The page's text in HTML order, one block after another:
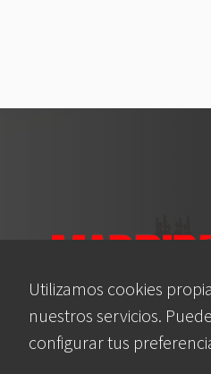
Utilizamos cookies
nuestros servicios.
configurar tus
Asociación en
Histórico, Artístico,